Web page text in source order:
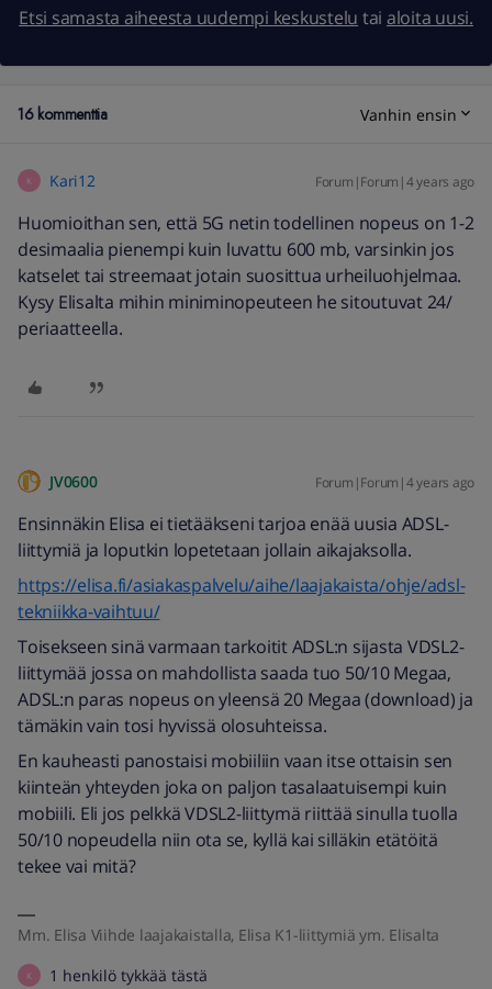
Etsi samasta aiheesta uudempi keskustelu tai aloita uusi.
16 kommenttia Vanhin ensin
K Kari12 Forum|Forum|4 years ago
Huomioithan sen, että 5G netin todellinen nopeus on 1-2
desimaalia pienempi kuin luvattu 600 mb, varsinkin jos
katselet tai streemaat jotain suosittua urheiluohjelmaa.
Kysy Elisalta mihin miniminopeuteen he sitoutuvat 24/
periaatteella.
JV0600 Forum|Forum|4 years ago
Ensinnäkin Elisa ei tietääkseni tarjoa enää uusia ADSL-
liittymiä ja loputkin lopetetaan jollain aikajaksolla.
https://elisa.fi/asiakaspalvelu/aihe/laajakaista/ohje/adsl-
tekniikka-vaihtuu/
Toisekseen sinä varmaan tarkoitit ADSL:n sijasta VDSL2-
liittymää jossa on mahdollista saada tuo 50/10 Megaa,
ADSL:n paras nopeus on yleensä 20 Megaa (download) ja
tämäkin vain tosi hyvissä olosuhteissa.
En kauheasti panostaisi mobiiliin vaan itse ottaisin sen
kiinteän yhteyden joka on paljon tasalaatuisempi kuin
mobiili. Eli jos pelkkä VDSL2-liittymä riittää sinulla tuolla
50/10 nopeudella niin ota se, kyllä kai silläkin etätöitä
tekee vai mitä?
Mm. Elisa Viihde laajakaistalla, Elisa K1-liittymiä ym. Elisalta
K 1 henkilö tykkää tästä